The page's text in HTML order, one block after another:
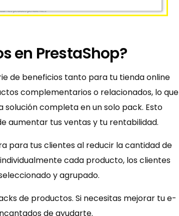
en PrestaShop?
de beneficios tanto para tu tienda online
complementarios o relacionados, lo que
completa en un solo pack. Esto
aumentar tus ventas y tu rentabilidad.
para tus clientes al reducir la cantidad de
cada producto, los clientes
y agrupado.
de productos. Si necesitas mejorar tu e-
de ayudarte.